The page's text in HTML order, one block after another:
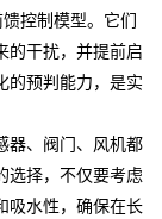
控制模型。它们
的干扰，并提前启
的预判能力，是实
器、阀门、风机都
选择，不仅要考虑
吸水性，确保在长